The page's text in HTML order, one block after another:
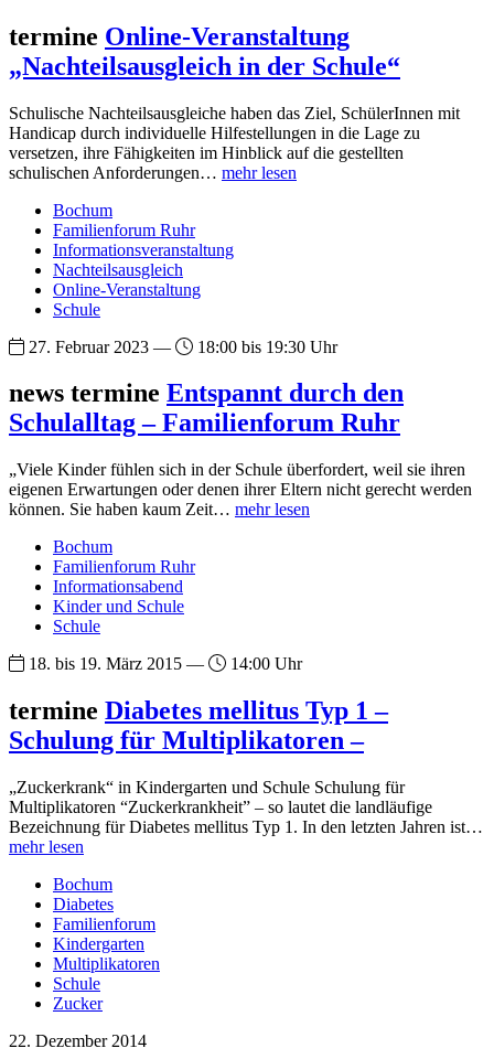
termine Online-Veranstaltung
„Nachteilsausgleich in der Schule“
Schulische Nachteilsausgleiche haben das Ziel, SchülerInnen mit
Handicap durch individuelle Hilfestellungen in die Lage zu
versetzen, ihre Fähigkeiten im Hinblick auf die gestellten
schulischen Anforderungen… mehr lesen
Bochum
Familienforum Ruhr
Informationsveranstaltung
Nachteilsausgleich
Online-Veranstaltung
Schule
27. Februar 2023 —
18:00 bis 19:30 Uhr
news termine Entspannt durch den
Schulalltag – Familienforum Ruhr
„Viele Kinder fühlen sich in der Schule überfordert, weil sie ihren
eigenen Erwartungen oder denen ihrer Eltern nicht gerecht werden
können. Sie haben kaum Zeit… mehr lesen
Bochum
Familienforum Ruhr
Informationsabend
Kinder und Schule
Schule
18. bis 19. März 2015 —
14:00 Uhr
termine Diabetes mellitus Typ 1 –
Schulung für Multiplikatoren –
„Zuckerkrank“ in Kindergarten und Schule Schulung für
Multiplikatoren “Zuckerkrankheit” – so lautet die landläufige
Bezeichnung für Diabetes mellitus Typ 1. In den letzten Jahren ist…
mehr lesen
Bochum
Diabetes
Familienforum
Kindergarten
Multiplikatoren
Schule
Zucker
22. Dezember 2014